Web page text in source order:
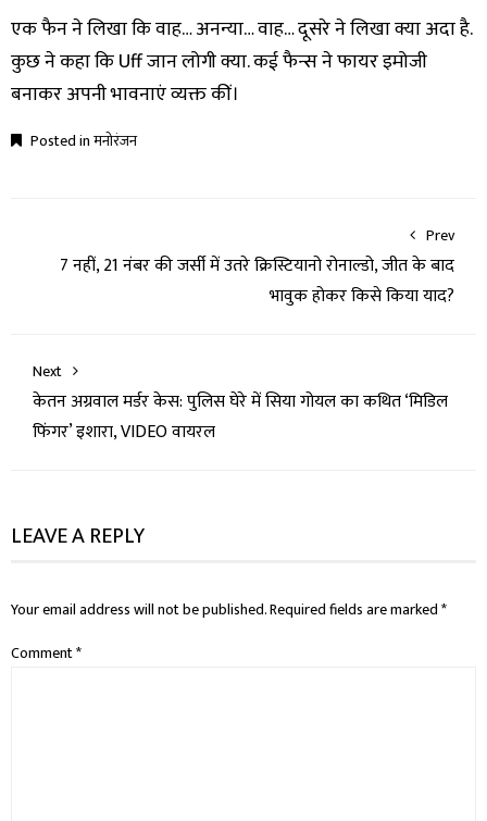
एक फैन ने लिखा कि वाह… अनन्या… वाह… दूसरे ने लिखा क्या अदा है.
कुछ ने कहा कि Uff जान लोगी क्या. कई फैन्स ने फायर इमोजी
बनाकर अपनी भावनाएं व्यक्त कीं।
Posted inमनोरंजन
Prev
7 नहीं, 21 नंबर की जर्सी में उतरे क्रिस्टियानो रोनाल्डो, जीत के बाद
भावुक होकर किसे किया याद?
Next
केतन अग्रवाल मर्डर केस: पुलिस घेरे में सिया गोयल का कथित ‘मिडिल
फिंगर’ इशारा, VIDEO वायरल
LEAVE A REPLY
Your email address will not be published.Required fields are marked*
Comment*